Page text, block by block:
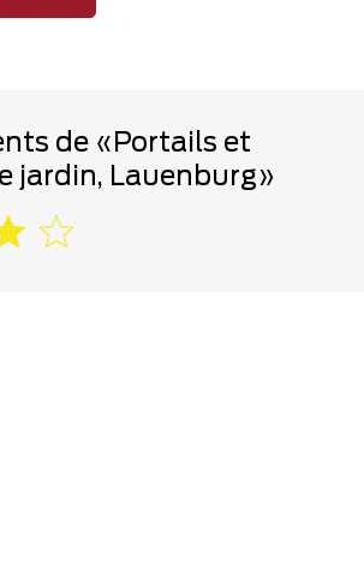
de «Portails et
jardin, Lauenburg»